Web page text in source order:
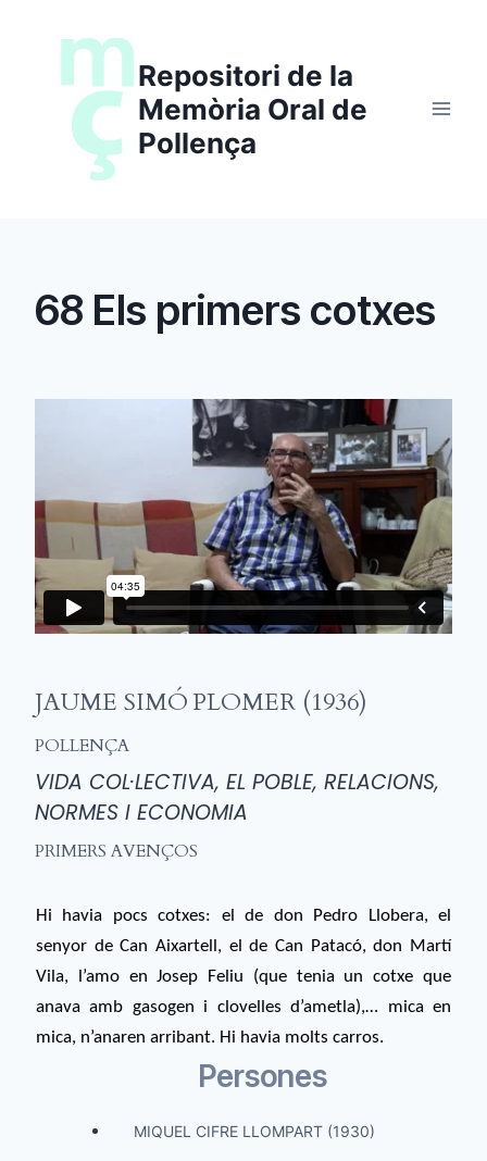
Repositori de la
Memòria Oral de
Pollença
68 Els primers cotxes
JAUME SIMÓ PLOMER (1936)
POLLENÇA
VIDA COL·LECTIVA, EL POBLE, RELACIONS,
NORMES I ECONOMIA
PRIMERS AVENÇOS
Hi havia pocs cotxes: el de don Pedro Llobera, el
senyor de Can Aixartell, el de Can Patacó, don Martí
Vila, l’amo en Josep Feliu (que tenia un cotxe que
anava amb gasogen i clovelles d’ametla),… mica en
mica, n’anaren arribant. Hi havia molts carros.
Persones
MIQUEL CIFRE LLOMPART (1930)